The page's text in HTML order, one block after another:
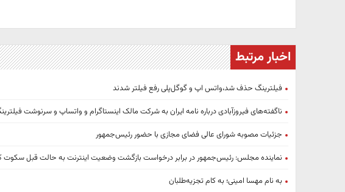
اخبار مرتبط
فیلترینگ حذف شد،واتس اپ و گوگل‌پلی رفع فیلتر شدند
ناگفته‌های فیروزآبادی درباره نامه ایران به شرکت مالک اینستاگرام و واتساپ و سرنوشت
جزئیات مصوبه شورای عالی فضای مجازی با حضور رئیس‌جمهور
نماینده مجلس: رئیس‌جمهور در برابر درخواست بازگشت وضعیت اینترنت به حالت قبل سکوت
به نام مهسا امینی؛ به کام تجزیه‌طلبان